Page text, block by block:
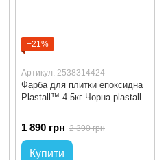
−21%
Артикул: 2538314424
Фарба для плитки епоксидна
Plastall™ 4.5кг Чорна plastall
1 890 грн 2 390 грн
Купити